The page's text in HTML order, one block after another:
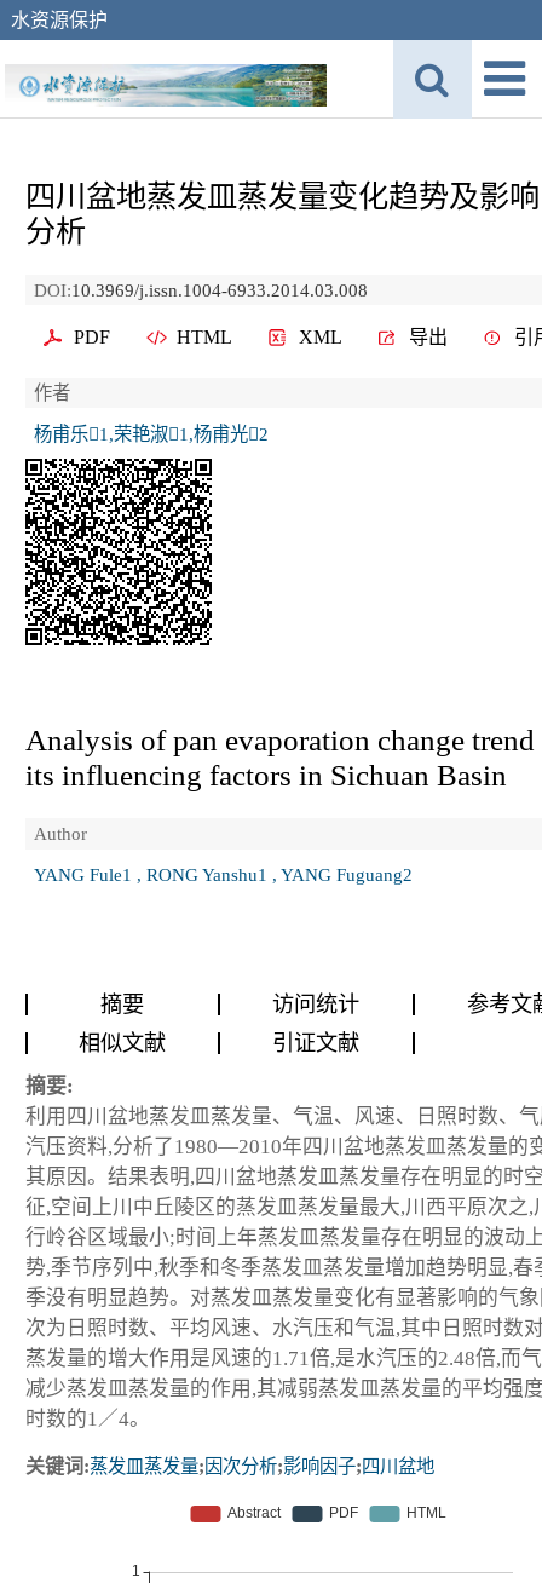
水资源保护
四川盆地蒸发皿蒸发量变化趋势及影
分析
DOI:10.3969/j.issn.1004-6933.2014.03.008
PDF HTML XML 导出 引
作者
杨甫乐1,荣艳淑1,杨甫光2
Analysis of pan evaporation change trend
its influencing factors in Sichuan Basin
Author
YANG Fule1 , RONG Yanshu1 , YANG Fuguang2
摘要 访问统计
参考文
相似文献
引证文献
摘要:
利用四川盆地蒸发皿蒸发量、气温、风速、日照时数、
汽压资料,分析了1980—2010年四川盆地蒸发皿蒸发量的
其原因。结果表明,四川盆地蒸发皿蒸发量存在明显的时
征,空间上川中丘陵区的蒸发皿蒸发量最大,川西平原次之,
行岭谷区域最小;时间上年蒸发皿蒸发量存在明显的波动
势,季节序列中,秋季和冬季蒸发皿蒸发量增加趋势明显,春
季没有明显趋势。对蒸发皿蒸发量变化有显著影响的气
次为日照时数、平均风速、水汽压和气温,其中日照时数
蒸发量的增大作用是风速的1.71倍,是水汽压的2.48倍,而
减少蒸发皿蒸发量的作用,其减弱蒸发皿蒸发量的平均强
时数的1／4。
关键词:蒸发皿蒸发量; 因次分析;影响因子;四川盆地